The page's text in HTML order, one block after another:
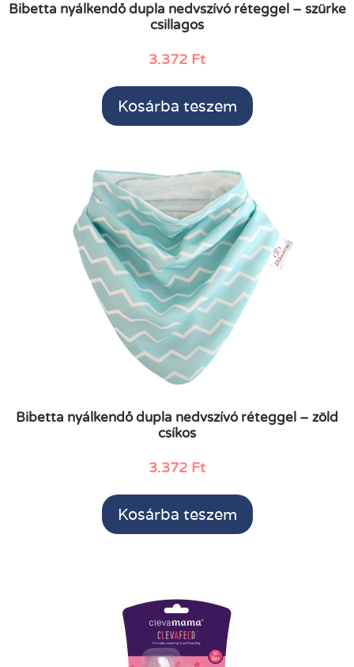
Bibetta nyálkendő dupla nedvszívó réteggel – szürke
csillagos
3.372 Ft
Kosárba teszem
Bibetta nyálkendő dupla nedvszívó réteggel – zöld
csíkos
3.372 Ft
Kosárba teszem